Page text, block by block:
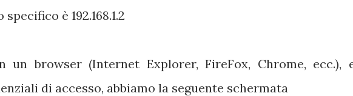
è 192.168.1.2
un browser (Internet Explorer, FireFox, Chrome, ecc.),
di accesso, abbiamo la seguente schermata